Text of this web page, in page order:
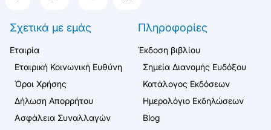
Σχετικά με εμάς
Εταιρία
Εταιρική Κοινωνική Ευθύνη
Όροι Χρήσης
Δήλωση Απορρήτου
Ασφάλεια Συναλλαγών
Πληροφορίες
Έκδοση βιβλίου
Σημεία Διανομής Ευδόξου
Κατάλογος Εκδόσεων
Ημερολόγιο Εκδηλώσεων
Blog